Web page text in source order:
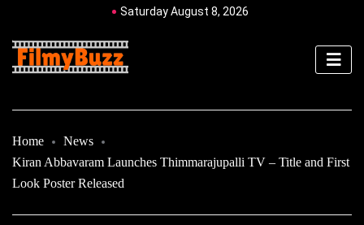
Saturday August 8, 2026
Home
News
Kiran Abbavaram Launches Thimmarajupalli TV – Title and First
Look Poster Released